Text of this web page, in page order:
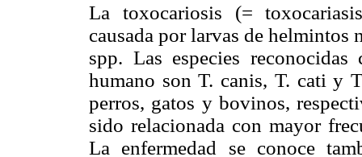
La toxocariosis (=
causada por larvas de helmintos
spp. Las especies
humano son T. canis, T. cati y
perros, gatos y bovinos,
sido relacionada con mayor
La enfermedad se conoce